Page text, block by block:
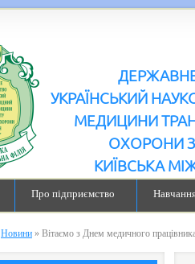
УКРАЇНСЬКИЙ
МЕДИЦИНИ
ОХОРОНИ
КИЇВСЬКА
Про підприємство
Новини » Вітаємо з Днем медичного